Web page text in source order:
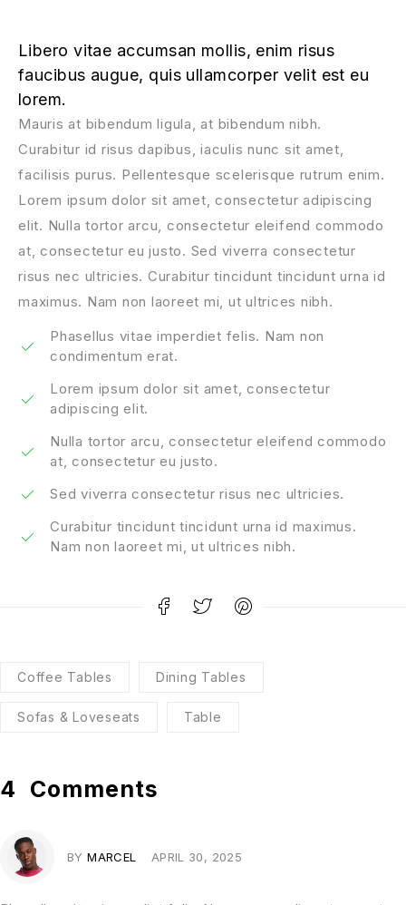
Libero vitae accumsan mollis, enim risus
faucibus augue, quis ullamcorper velit est eu
lorem.
Mauris at bibendum ligula, at bibendum nibh.
Curabitur id risus dapibus, iaculis nunc sit amet,
facilisis purus. Pellentesque scelerisque rutrum enim.
Lorem ipsum dolor sit amet, consectetur adipiscing
elit. Nulla tortor arcu, consectetur eleifend commodo
at, consectetur eu justo. Sed viverra consectetur
risus nec ultricies. Curabitur tincidunt tincidunt urna id
maximus. Nam non laoreet mi, ut ultrices nibh.
Phasellus vitae imperdiet felis. Nam non
condimentum erat.
Lorem ipsum dolor sit amet, consectetur
adipiscing elit.
Nulla tortor arcu, consectetur eleifend commodo
at, consectetur eu justo.
Sed viverra consectetur risus nec ultricies.
Curabitur tincidunt tincidunt urna id maximus.
Nam non laoreet mi, ut ultrices nibh.
Coffee Tables Dining Tables
Sofas & Loveseats Table
4 Comments
BY MARCEL APRIL 30, 2025